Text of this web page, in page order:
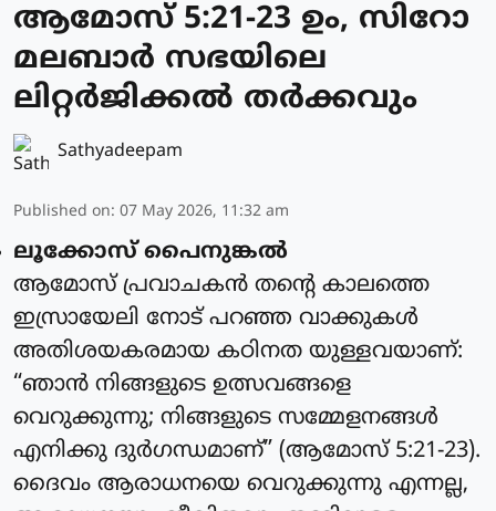
ആമോസ് 5:21-23 ഉം, സിറോ
മലബാർ സഭയിലെ
ലിറ്റർജിക്കൽ തർക്കവും
Sathyadeepam
Published on: 07 May 2026, 11:32 am
ലൂക്കോസ് പൈനുങ്കൽ
ആമോസ് പ്രവാചകൻ തന്റെ കാലത്തെ
ഇസ്രായേലി നോട് പറഞ്ഞ വാക്കുകൾ
അതിശയകരമായ കഠിനത യുള്ളവയാണ്:
“ഞാൻ നിങ്ങളുടെ ഉത്സവങ്ങളെ
വെറുക്കുന്നു; നിങ്ങളുടെ സമ്മേളനങ്ങൾ
എനിക്കു ദുർഗന്ധമാണ്” (ആമോസ് 5:21-23).
ദൈവം ആരാധനയെ വെറുക്കുന്നു എന്നല്ല,